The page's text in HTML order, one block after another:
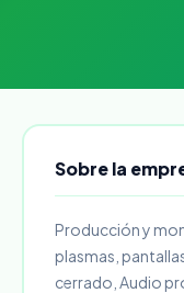
Sobre la
Producción y
plasmas,
cerrado, Audio